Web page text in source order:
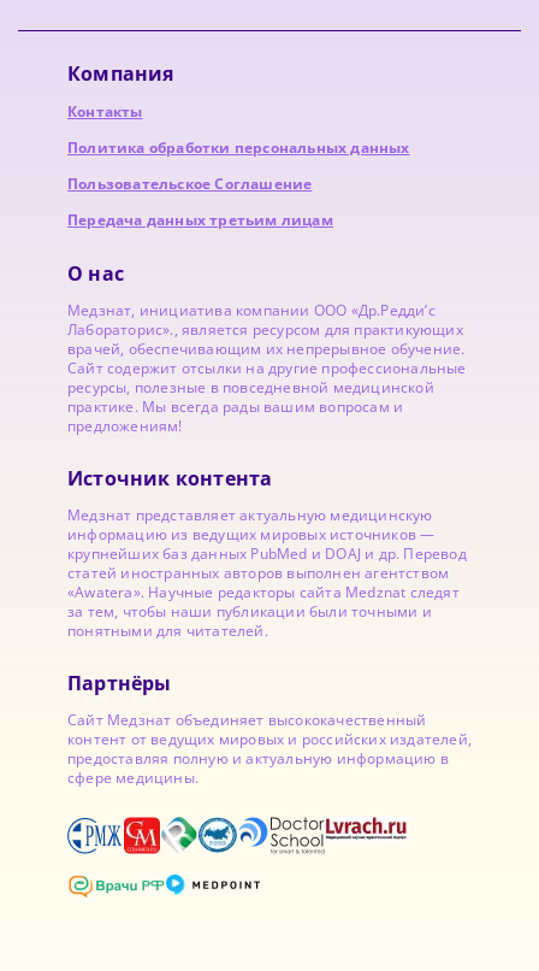
Компания
Контакты
Политика обработки персональных данных
Пользовательское Соглашение
Передача данных третьим лицам
О нас
Медзнат, инициатива компании ООО «Др.Редди’с
Лабораторис»., является ресурсом для практикующих
врачей, обеспечивающим их непрерывное обучение.
Сайт содержит отсылки на другие профессиональные
ресурсы, полезные в повседневной медицинской
практике. Мы всегда рады вашим вопросам и
предложениям!
Источник контента
Медзнат представляет актуальную медицинскую
информацию из ведущих мировых источников —
крупнейших баз данных PubMed и DOAJ и др. Перевод
статей иностранных авторов выполнен агентством
«Awatera». Научные редакторы сайта Medznat следят
за тем, чтобы наши публикации были точными и
понятными для читателей.
Партнёры
Сайт Медзнат объединяет высококачественный
контент от ведущих мировых и российских издателей,
предоставляя полную и актуальную информацию в
сфере медицины.